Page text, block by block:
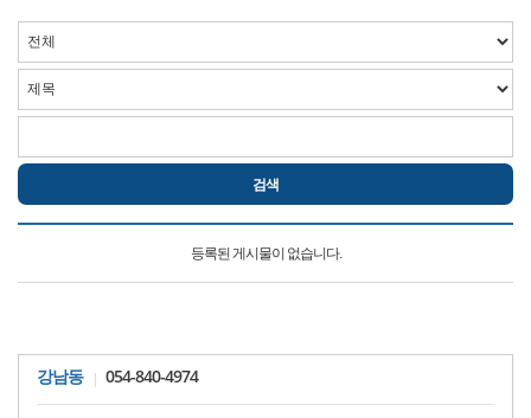
등록된 게시물이 없습니다.
강남동 054-840-4974